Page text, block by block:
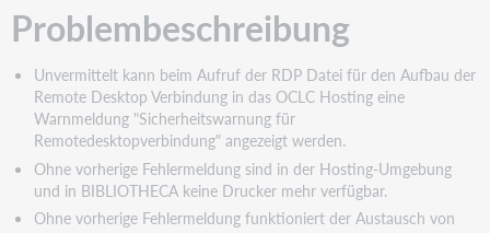
Problembeschreibung
Unvermittelt kann beim Aufruf der RDP Datei für den Aufbau der
Remote Desktop Verbindung in das OCLC Hosting eine
Warnmeldung "Sicherheitswarnung für
Remotedesktopverbindung" angezeigt werden.
Ohne vorherige Fehlermeldung sind in der Hosting-Umgebung
und in BIBLIOTHECA keine Drucker mehr verfügbar.
Ohne vorherige Fehlermeldung funktioniert der Austausch von